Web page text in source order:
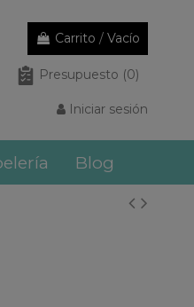
Carrito / Vacío
Presupuesto (0)
Iniciar sesión
Blog